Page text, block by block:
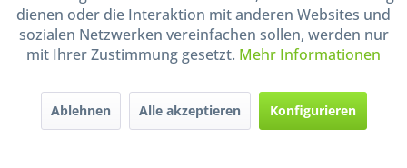
Informationen
Handel mit BIO-Weinen
durch DE-ÖKO-009
dienen oder die Interaktion mit anderen Websites und
sozialen Netzwerken vereinfachen sollen, werden nur
mit Ihrer Zustimmung gesetzt. Mehr Informationen
Ablehnen Alle akzeptieren Konfigurieren